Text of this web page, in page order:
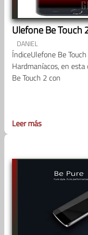
Ulefone Be Touch
DANIEL
ÍndiceUlefone Be
Hardmaníacos, en
Be Touch 2 con
Leer más